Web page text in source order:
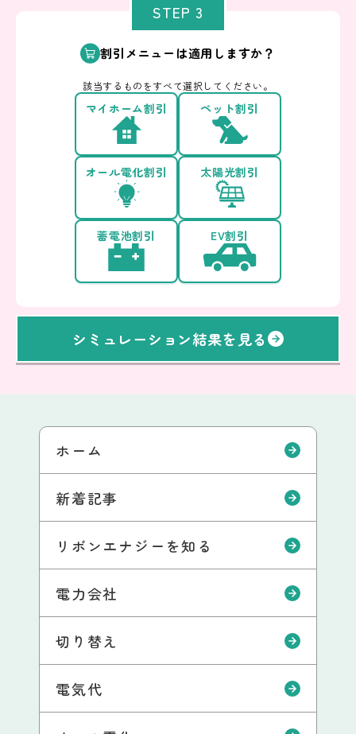
STEP 3
割引メニューは適用しますか？
該当するものをすべて選択してください。
マイホーム割引 ペット割引
オール電化割引 太陽光割引
蓄電池割引 EV割引
シミュレーション結果を見る
ホーム
新着記事
リボンエナジーを知る
電力会社
切り替え
電気代